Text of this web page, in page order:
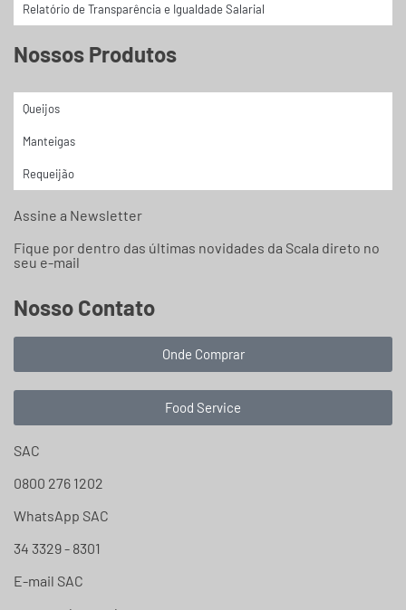
Relatório de Transparência e Igualdade Salarial
Nossos Produtos
Queijos
Manteigas
Requeijão
Assine a Newsletter
Fique por dentro das últimas novidades da Scala direto no
seu e-mail
Nosso Contato
Onde Comprar
Food Service
SAC
0800 276 1202
WhatsApp SAC
34 3329 - 8301
E-mail SAC